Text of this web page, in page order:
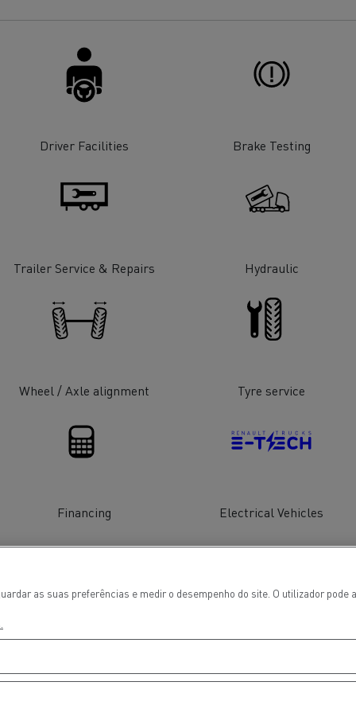
Renault Trucks E-tech
D Wide
Sucção águas
a revolução do camião
Instalação e
estruturas de
Driver Facilities Brake Testing
Trailer Service & Repairs Hydraulic
Wheel / Axle alignment Tyre service
Financing Electrical Vehicles
as suas preferências e medir o desempenho do site. O utilizador